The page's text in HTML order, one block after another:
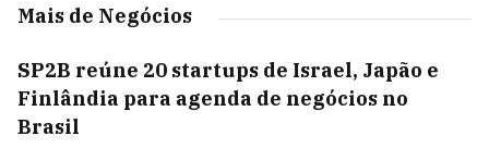
Mais de Negócios
SP2B reúne 20 startups de Israel, Japão e
Finlândia para agenda de negócios no
Brasil